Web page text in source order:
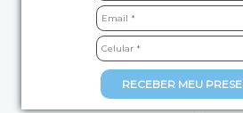
RECEBER MEU
Kit Brinco de Prata
Estrela do Mar e Cauda
de Sereia
R$119,90por
R$99,00
R$24,75 sem juros
3